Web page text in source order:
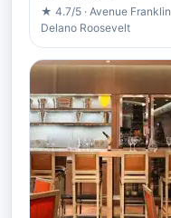
★ 4.7/5 · Avenue Franklin
Delano Roosevelt